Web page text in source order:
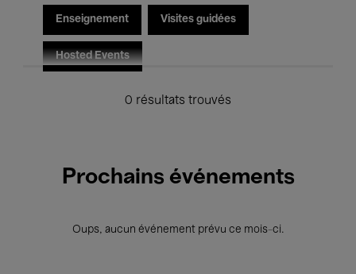
Enseignement Visites guidées
Hosted Events
0 résultats trouvés
Prochains événements
Oups, aucun événement prévu ce mois-ci.